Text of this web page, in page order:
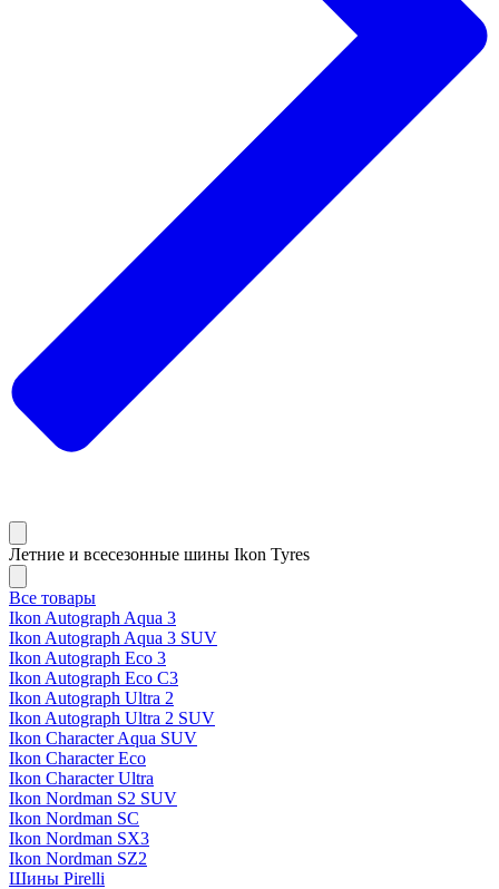
Летние и всесезонные шины Ikon Tyres
Все товары
Ikon Autograph Aqua 3
Ikon Autograph Aqua 3 SUV
Ikon Autograph Eco 3
Ikon Autograph Eco C3
Ikon Autograph Ultra 2
Ikon Autograph Ultra 2 SUV
Ikon Character Aqua SUV
Ikon Character Eco
Ikon Character Ultra
Ikon Nordman S2 SUV
Ikon Nordman SC
Ikon Nordman SX3
Ikon Nordman SZ2
Шины Pirelli